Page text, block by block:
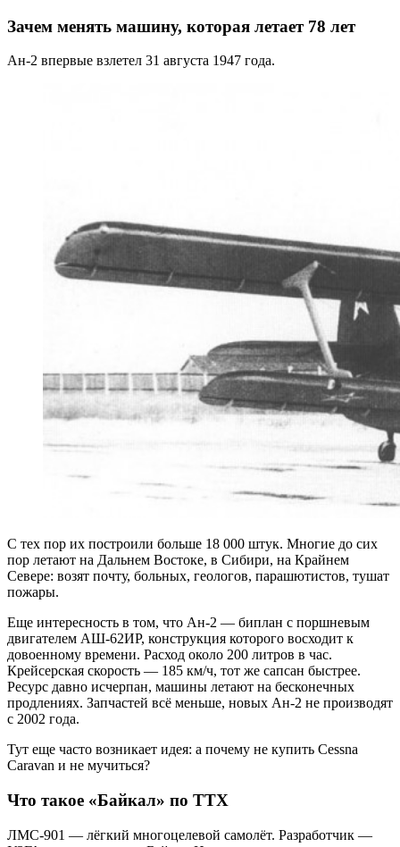
Зачем менять машину, которая летает 78 лет
Ан-2 впервые взлетел 31 августа 1947 года.
С тех пор их построили больше 18 000 штук. Многие до сих
пор летают на Дальнем Востоке, в Сибири, на Крайнем
Севере: возят почту, больных, геологов, парашютистов, тушат
пожары.
Еще интересность в том, что Ан-2 — биплан с поршневым
двигателем АШ-62ИР, конструкция которого восходит к
довоенному времени. Расход около 200 литров в час.
Крейсерская скорость — 185 км/ч, тот же сапсан быстрее.
Ресурс давно исчерпан, машины летают на бесконечных
продлениях. Запчастей всё меньше, новых Ан-2 не производят
с 2002 года.
Тут еще часто возникает идея: а почему не купить Cessna
Caravan и не мучиться?
Что такое «Байкал» по ТТХ
ЛМС-901 — лёгкий многоцелевой самолёт. Разработчик —